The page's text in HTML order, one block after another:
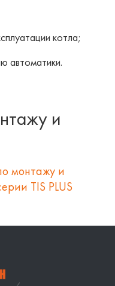
котла;
автоматики.
и
монтажу и
TIS PLUS